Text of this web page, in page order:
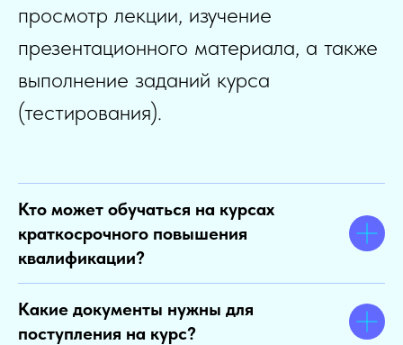
просмотр лекции, изучение
презентационного материала, а также
выполнение заданий курса
(тестирования).
Кто может обучаться на курсах
краткосрочного повышения
квалификации?
Какие документы нужны для
поступления на курс?